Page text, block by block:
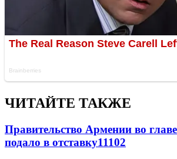
ЧИТАЙТЕ ТАКЖЕ
Правительство Армении во
подало в отставку11102